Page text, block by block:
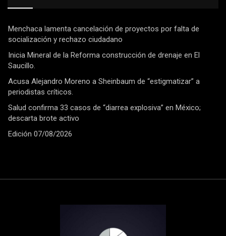
Menchaca lamenta cancelación de proyectos por falta de
socialización y rechazo ciudadano
Inicia Mineral de la Reforma construcción de drenaje en El
Saucillo.
Acusa Alejandro Moreno a Sheinbaum de “estigmatizar” a
periodistas críticos.
Salud confirma 33 casos de “diarrea explosiva” en México;
descarta brote activo
Edición 07/08/2026